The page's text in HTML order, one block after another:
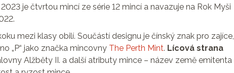
je čtvrtou mincí ze série 12 mincí a navazuje na Rok Myši
mezi klasy obilí. Součástí designu je čínský znak pro zajíce,
„P“ jako značka mincovny The Perth Mint. Lícová strana
Alžběty II. a další atributy mince – název země emitenta